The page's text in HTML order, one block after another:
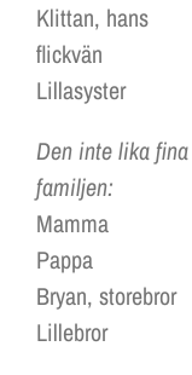
Klittan, hans
flickvän
Lillasyster
Den inte lika fina
familjen:
Mamma
Pappa
Bryan, storebror
Lillebror